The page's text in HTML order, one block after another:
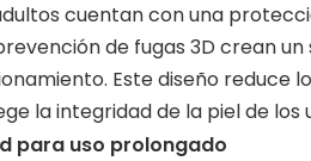
cuentan con una
de fugas 3D crean
Este diseño
la integridad de la piel de los
para uso prolongado